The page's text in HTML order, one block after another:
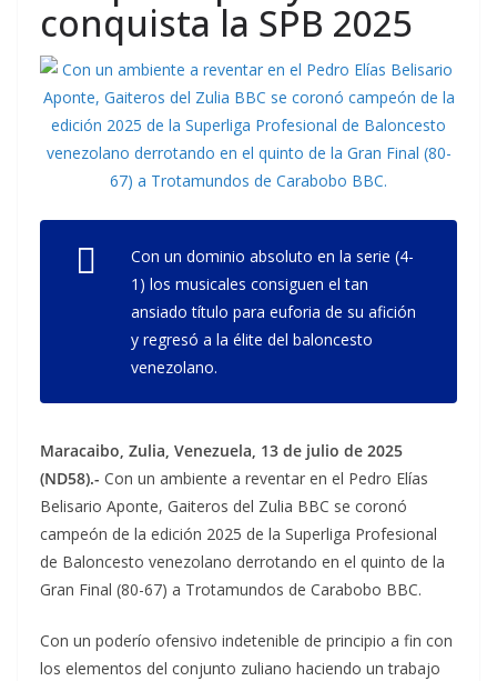
conquista la SPB 2025
Con un dominio absoluto en la serie (4-
1) los musicales consiguen el tan
ansiado título para euforia de su afición
y regresó a la élite del baloncesto
venezolano.
Maracaibo, Zulia, Venezuela, 13 de julio de 2025
(ND58).- Con un ambiente a reventar en el Pedro Elías
Belisario Aponte, Gaiteros del Zulia BBC se coronó
campeón de la edición 2025 de la Superliga Profesional
de Baloncesto venezolano derrotando en el quinto de la
Gran Final (80-67) a Trotamundos de Carabobo BBC.
Con un poderío ofensivo indetenible de principio a fin con
los elementos del conjunto zuliano haciendo un trabajo